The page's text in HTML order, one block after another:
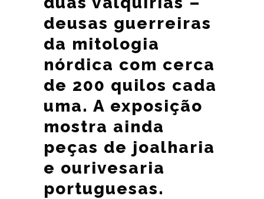
deusas guerreiras
da mitologia
nórdica com cerca
de 200 quilos cada
uma. A exposição
mostra ainda
peças de joalharia
e ourivesaria
portuguesas.